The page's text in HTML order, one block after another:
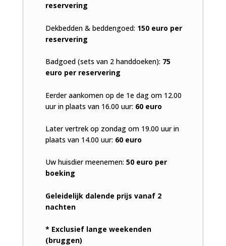
reservering
Dekbedden & beddengoed: 150 euro per
reservering
Badgoed (sets van 2 handdoeken): 75
euro per reservering
Eerder aankomen op de 1e dag om 12.00
uur in plaats van 16.00 uur: 60 euro
Later vertrek op zondag om 19.00 uur in
plaats van 14.00 uur: 60 euro
Uw huisdier meenemen: 50 euro per
boeking
Geleidelijk dalende prijs vanaf 2
nachten
* Exclusief lange weekenden
(bruggen)